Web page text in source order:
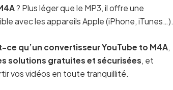
? Plus léger que le MP3, il offre une
avec les appareils Apple (iPhone, iTunes…).
ce qu’un convertisseur YouTube to M4A
solutions gratuites et sécurisées , et
vos vidéos en toute tranquillité.